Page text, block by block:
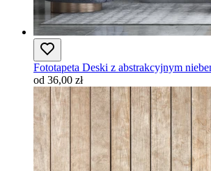
Fototapeta Deski z abstrakcyjnym
od 36,00 zł